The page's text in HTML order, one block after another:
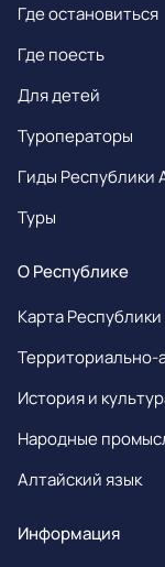
Где остановиться
Где поесть
Для детей
Туроператоры
Гиды Республики
Туры
О Республике
Карта
Территориально-
История и
Народные
Алтайский язык
Информация